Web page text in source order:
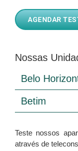
AGENDAR
Nossas
Belo
Betim
Teste nossos
através de